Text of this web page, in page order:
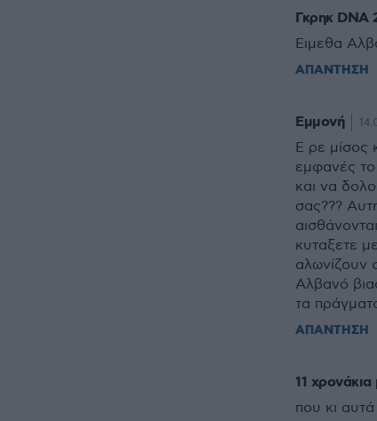
Γκρηκ DNA
Ειμεθα
ΑΠΑΝΤΗΣΗ
Εμμονή
Ε ρε μίσος
εμφανές το
και να
σας???
κυταξετε
αλωνίζουν
Αλβανό
τα
ΑΠΑΝΤΗΣΗ
11
που κι